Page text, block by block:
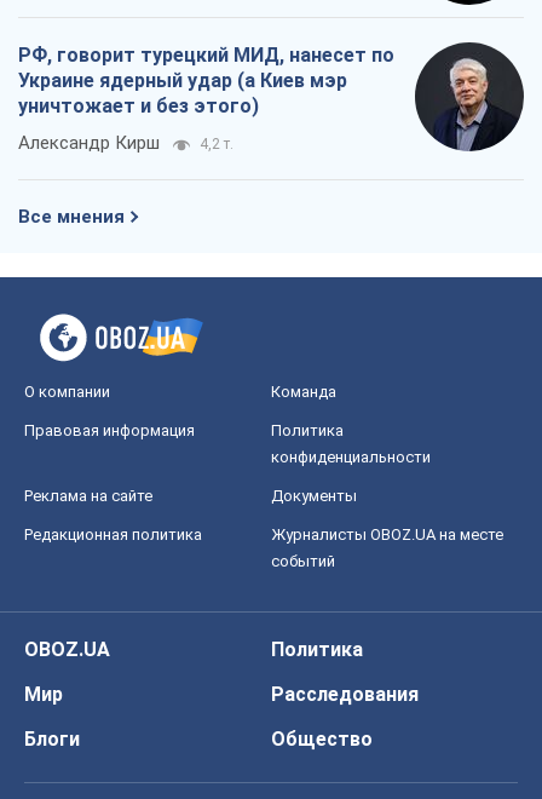
РФ, говорит турецкий МИД, нанесет по
Украине ядерный удар (а Киев мэр
уничтожает и без этого)
Александр Кирш 4,2 т.
Все мнения
О компании Команда
Правовая информация
Политика
конфиденциальности
Реклама на сайте Документы
Редакционная политика
Журналисты OBOZ.UA на месте
событий
OBOZ.UA
Политика
Мир
Расследования
Блоги
Общество